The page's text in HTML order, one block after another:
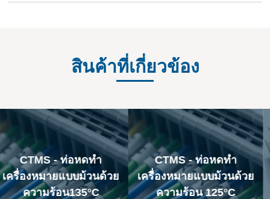
สินค้าที่เกี่ยวข้อง
CTMS - ท่อหดทำ
เครื่องหมายแบบม้วนด้วย
ความร้อน 125°C
MP - สมุดเครื่องหมายสติก
เกอร์